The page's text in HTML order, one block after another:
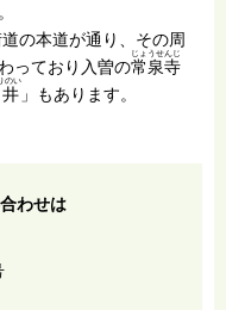
の本道が通り、その周
っており入曽の常泉寺
じょうせんじ
のい
」もあります。
わせは